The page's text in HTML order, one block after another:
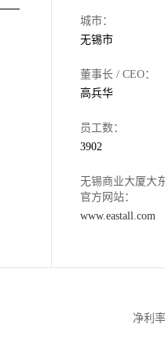
城市：
无锡市
董事长 / CEO：
高兵华
员工数：
3902
无锡商业大厦大
官方网站：
www.eastall.com
净利率